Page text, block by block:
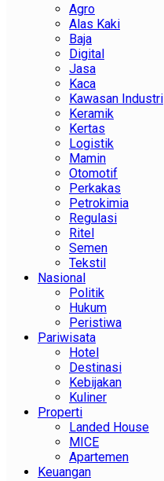
Agro
Alas Kaki
Baja
Digital
Jasa
Kaca
Kawasan Industri
Keramik
Kertas
Logistik
Mamin
Otomotif
Perkakas
Petrokimia
Regulasi
Ritel
Semen
Tekstil
Nasional
Politik
Hukum
Peristiwa
Pariwisata
Hotel
Destinasi
Kebijakan
Kuliner
Properti
Landed House
MICE
Apartemen
Keuangan